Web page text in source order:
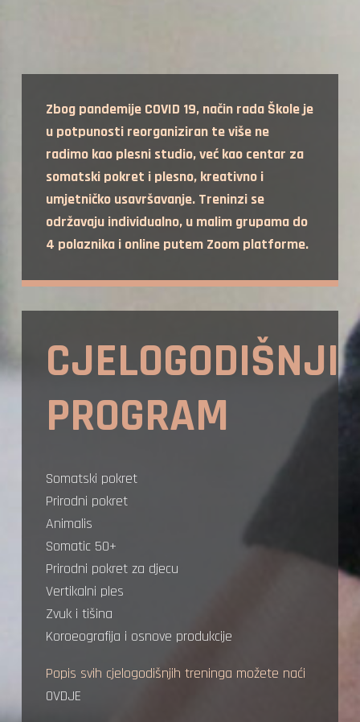
Zbog pandemije COVID 19, način rada Škole je
u potpunosti reorganiziran te više ne
radimo kao plesni studio, već kao centar za
somatski pokret i plesno, kreativno i
umjetničko usavršavanje. Treninzi se
održavaju individualno, u malim grupama do
4 polaznika i online putem Zoom platforme.
CJELOGODIŠNJI
PROGRAM
Somatski pokret
Prirodni pokret
Animalis
Somatic 50+
Prirodni pokret za djecu
Vertikalni ples
Zvuk i tišina
Koroeografija i osnove produkcije
Popis svih cjelogodišnjih treninga možete naći
OVDJE